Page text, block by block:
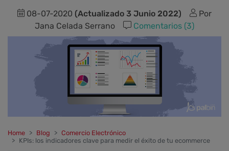
08-07-2020 (Actualizado 3 Junio 2022)
Por
Jana Celada Serrano
Comentarios (3)
Home Blog
Comercio Electrónico
KPIs: los indicadores clave para medir el éxito de tu ecommerce